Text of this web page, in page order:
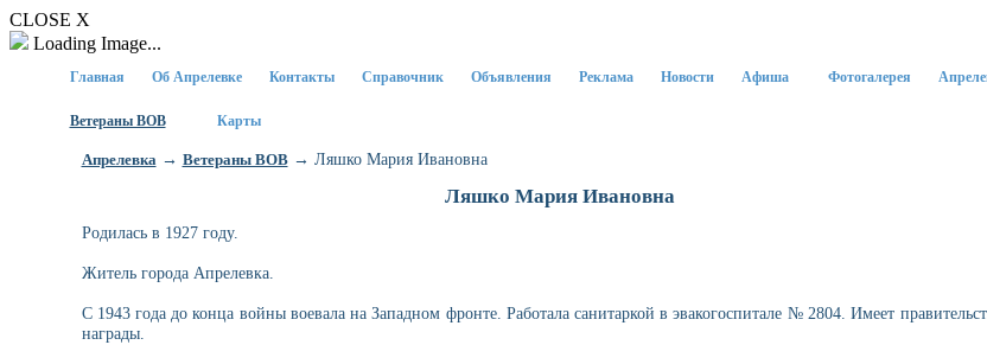
CLOSE X
Loading Image...
Главная Об Апрелевке Контакты Справочник Объявления Реклама Новости Афиша Фотогалерея
Ветераны ВОВ Карты
Апрелевка → Ветераны ВОВ→ Ляшко Мария Ивановна
Ляшко Мария Ивановна
Родилась в 1927 году.
Житель города Апрелевка.
С 1943 года до конца войны воевала на Западном фронте. Работала санитаркой в эвакогоспитале № 2804. Имеет
награды.